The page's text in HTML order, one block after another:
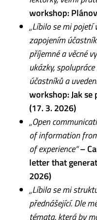
workshop:
„Líbilo se mi
zapojením
příjemné a věcné
ukázky,
účastníků a
workshop: Jak
(17. 3. 2026)
„Open
of information
of experience“–
letter that
2026)
„Líbila se mi
přednášející. Dle
témata, která by